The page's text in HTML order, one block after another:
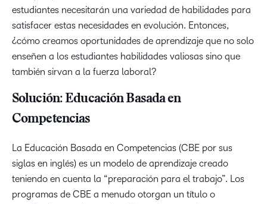
estudiantes necesitarán una variedad de habilidades para
satisfacer estas necesidades en evolución. Entonces,
¿cómo creamos oportunidades de aprendizaje que no solo
enseñen a los estudiantes habilidades valiosas sino que
también sirvan a la fuerza laboral?
Solución: Educación Basada en
Competencias
La Educación Basada en Competencias (CBE por sus
siglas en inglés) es un modelo de aprendizaje creado
teniendo en cuenta la “preparación para el trabajo”. Los
programas de CBE a menudo otorgan un título o